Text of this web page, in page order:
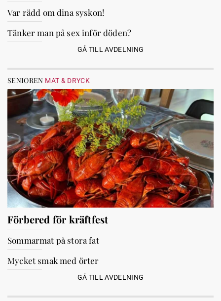
Var rädd om dina syskon!
Tänker man på sex inför döden?
GÅ TILL AVDELNING
SENIOREN MAT & DRYCK
Förbered för kräftfest
Sommarmat på stora fat
Mycket smak med örter
GÅ TILL AVDELNING